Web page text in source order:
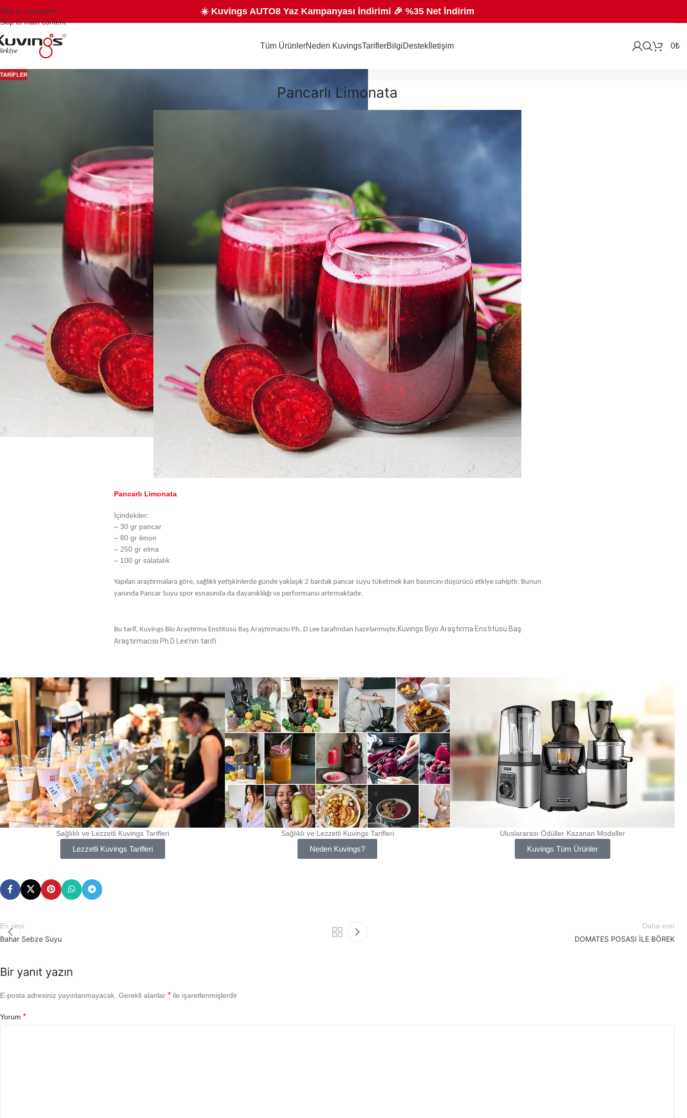
Skip to navigation
Skip to main content
☀️ Kuvings AUTO8 Yaz Kampanyası İndirimi 🎉 %35 Net İndirim
Tüm ÜrünlerNeden KuvingsTariflerBilgiDestek İletişim 0₺
TARIFLER
Pancarlı Limonata
Pancarlı Limonata
İçindekiler:
– 30 gr pancar
– 80 gr limon
– 250 gr elma
– 100 gr salatalık
Yapılan araştırmalara göre, sağlıklı yetişkinlerde günde yaklaşık 2 bardak pancar suyu tüketmek kan basıncını düşürücü etkiye sahiptir. Bunun
yanında Pancar Suyu spor esnasında da dayanıklılığı ve performansı artırmaktadır.
Bu tarif, Kuvings Bio Araştırma Enstitüsü Baş Araştırmacısı Ph. D Lee tarafından hazırlanmıştır.Kuvings Biyo Araştırma Enstitüsü Baş
Araştırmacısı Ph.D Lee’nin tarifi
Sağlıklı ve Lezzetli Kuvings Tarifleri
Lezzetli Kuvings Tarifleri
Sağlıklı ve Lezzetli Kuvings Tarifleri
Neden Kuvings?
Uluslararası Ödüller Kazanan Modeller
Kuvings Tüm Ürünler
En yeni
Bahar Sebze Suyu
Daha eski
DOMATES POSASI İLE BÖREK
Bir yanıt yazın
E-posta adresiniz yayınlanmayacak. Gerekli alanlar * ile işaretlenmişlerdir
Yorum *